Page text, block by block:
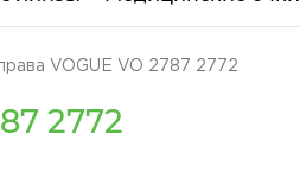
VOGUE VO 2787 2772
2772